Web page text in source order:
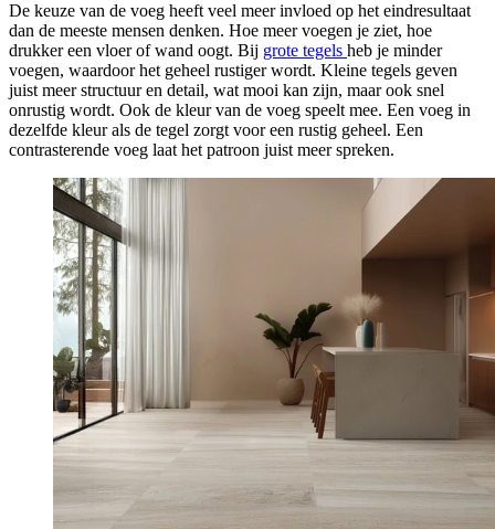
De keuze van de voeg heeft veel meer invloed op het eindresultaat
dan de meeste mensen denken. Hoe meer voegen je ziet, hoe
drukker een vloer of wand oogt. Bij grote tegels heb je minder
voegen, waardoor het geheel rustiger wordt. Kleine tegels geven
juist meer structuur en detail, wat mooi kan zijn, maar ook snel
onrustig wordt. Ook de kleur van de voeg speelt mee. Een voeg in
dezelfde kleur als de tegel zorgt voor een rustig geheel. Een
contrasterende voeg laat het patroon juist meer spreken.